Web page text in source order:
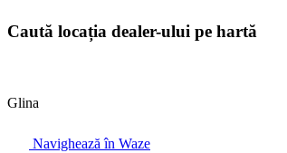
Caută locația dealer-ului pe hartă
Glina
Navighează în Waze